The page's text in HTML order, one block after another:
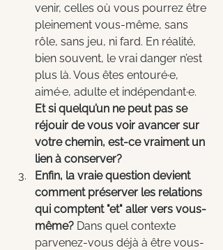
venir, celles où vous pourrez être
pleinement vous-même, sans
rôle, sans jeu, ni fard. En réalité,
bien souvent, le vrai danger n’est
plus là. Vous êtes entouré·e,
aimé·e, adulte et indépendant·e.
Et si quelqu’un ne peut pas se
réjouir de vous voir avancer sur
votre chemin, est-ce vraiment un
lien à conserver?
Enfin, la vraie question devient
comment préserver les relations
qui comptent "et" aller vers vous-
même? Dans quel contexte
parvenez-vous déjà à être vous-